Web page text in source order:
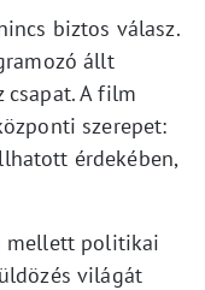
biztos válasz.
állt
csapat. A film
szerepet:
érdekében,
mellett politikai
világát